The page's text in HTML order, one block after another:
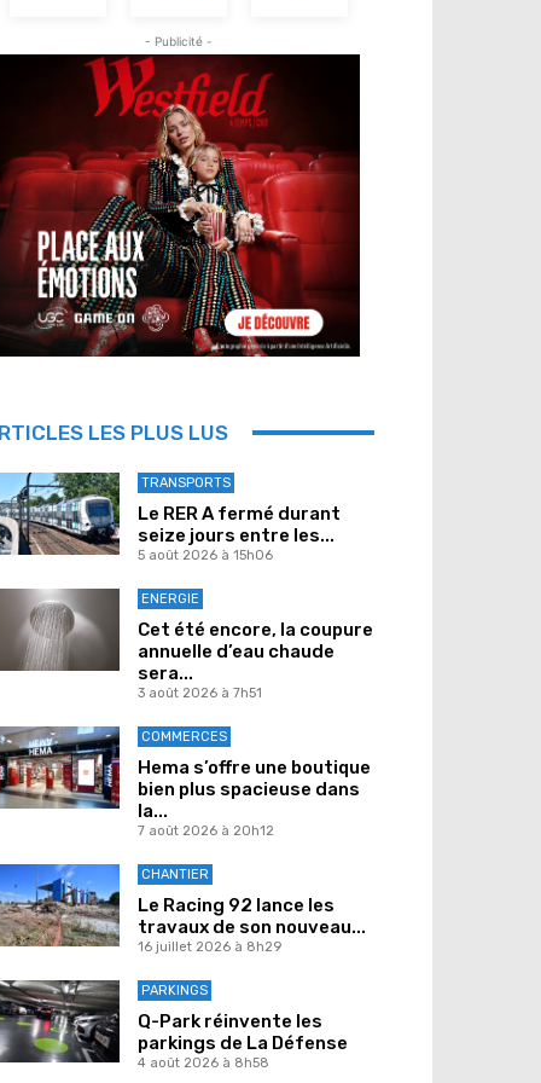
- Publicité -
LES PLUS LUS
TRANSPORTS
Le RER A fermé durant
seize jours entre les...
5 août 2026 à 15h06
ENERGIE
Cet été encore, la coupure
annuelle d’eau chaude
sera...
3 août 2026 à 7h51
COMMERCES
Hema s’offre une boutique
bien plus spacieuse dans
la...
7 août 2026 à 20h12
CHANTIER
Le Racing 92 lance les
travaux de son nouveau...
16 juillet 2026 à 8h29
PARKINGS
Q-Park réinvente les
parkings de La Défense
4 août 2026 à 8h58